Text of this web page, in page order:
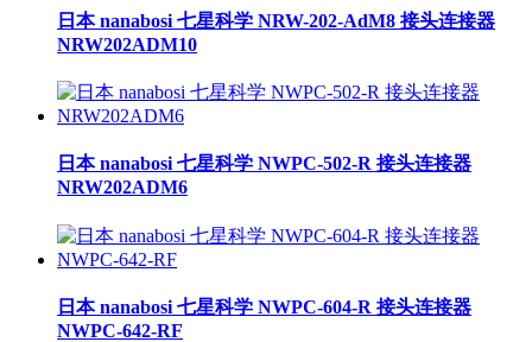
日本 nanabosi 七星科学 NRW-202-AdM8 接头连接器
NRW202ADM10
日本 nanabosi 七星科学 NWPC-502-R 接头连接器
NRW202ADM6
日本 nanabosi 七星科学 NWPC-604-R 接头连接器
NWPC-642-RF